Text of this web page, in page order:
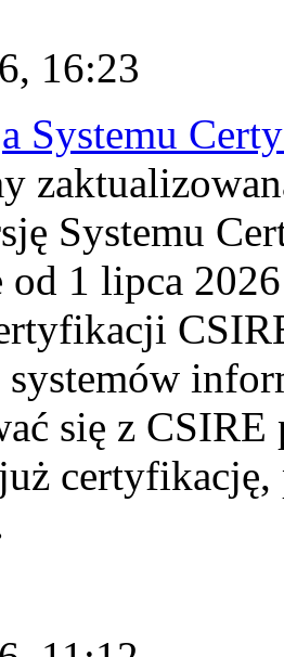
16:23
Systemu
Systemu
od 1 lipca
się z